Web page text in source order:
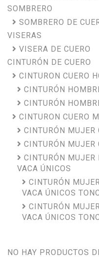
SOMBRERO
SOMBRERO DE
VISERAS
VISERA DE CUERO
CINTURÓN DE CUERO
CINTURON CUERO
CINTURÓN
CINTURÓN
CINTURON CUERO
CINTURÓN MUJER
CINTURÓN MUJER
CINTURÓN MUJER
VACA ÚNICOS
CINTURÓN
VACA ÚNICOS
CINTURÓN
VACA ÚNICOS
NO HAY PRODUCTOS